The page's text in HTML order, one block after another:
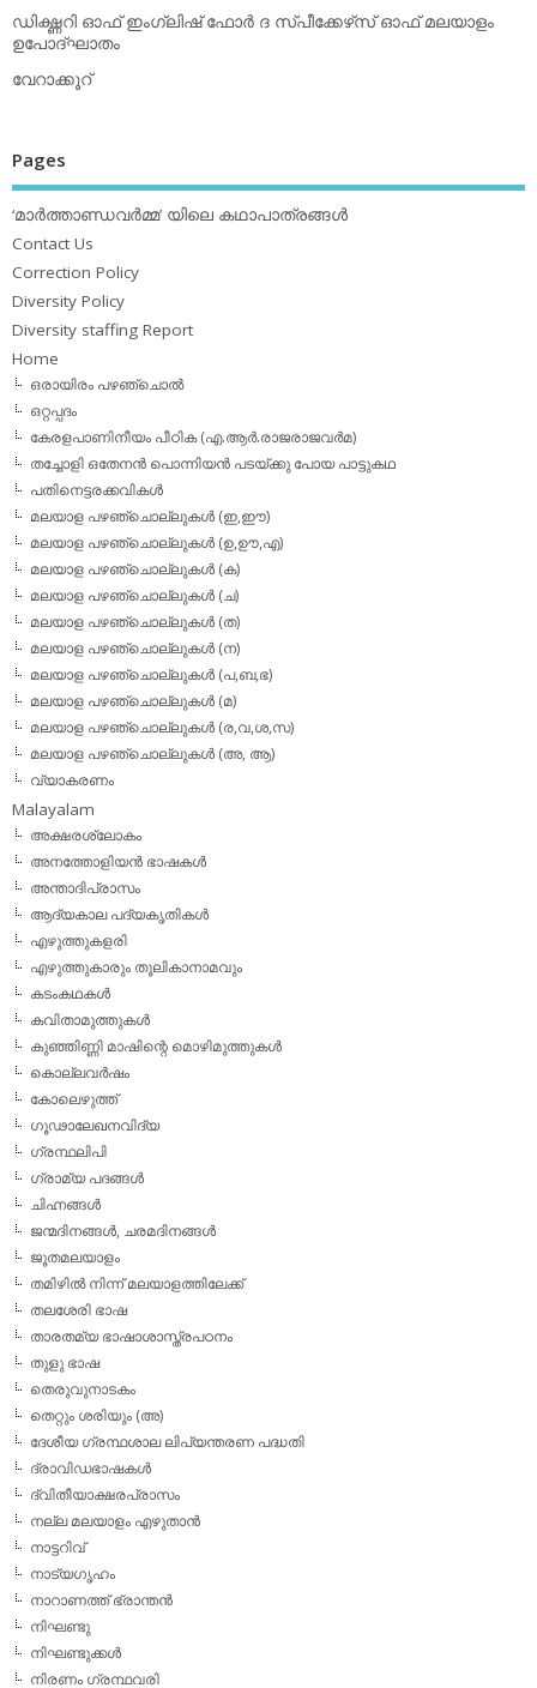
ഡിക്ഷ്ണറി ഓഫ് ഇംഗ്ലിഷ് ഫോര്‍ ദ സ്പീക്കേഴ്‌സ് ഓഫ് മലയാളം
ഉപോദ്ഘാതം
വേറാക്കൂറ്
Pages
‘മാര്‍ത്താണ്ഡവര്‍മ്മ’ യിലെ കഥാപാത്രങ്ങള്‍
Contact Us
Correction Policy
Diversity Policy
Diversity staffing Report
Home
ഒരായിരം പഴഞ്ചൊല്‍
ഒറ്റപ്പദം
കേരളപാണിനീയം പീഠിക (എ.ആര്‍.രാജരാജവര്‍മ)
തച്ചോളി ഒതേനൻ പൊന്നിയൻ പടയ്‌ക്കു പോയ പാട്ടുകഥ
പതിനെട്ടരക്കവികള്‍
മലയാള പഴഞ്ചൊല്ലുകള്‍ (ഇ,ഈ)
മലയാള പഴഞ്ചൊല്ലുകള്‍ (ഉ,ഊ,എ)
മലയാള പഴഞ്ചൊല്ലുകള്‍ (ക)
മലയാള പഴഞ്ചൊല്ലുകള്‍ (ച)
മലയാള പഴഞ്ചൊല്ലുകള്‍ (ത)
മലയാള പഴഞ്ചൊല്ലുകള്‍ (ന)
മലയാള പഴഞ്ചൊല്ലുകള്‍ (പ,ബ,ഭ)
മലയാള പഴഞ്ചൊല്ലുകള്‍ (മ)
മലയാള പഴഞ്ചൊല്ലുകള്‍ (ര,വ,ശ,സ)
മലയാള പഴഞ്ചൊല്ലുകൾ (അ, ആ)
വ്യാകരണം
Malayalam
അക്ഷരശ്ലോകം
അനത്തോളിയന്‍ ഭാഷകള്‍
അന്താദിപ്രാസം
ആദ്യകാല പദ്യകൃതികള്‍
എഴുത്തുകളരി
എഴുത്തുകാരും തൂലികാനാമവും
കടംകഥകള്‍
കവിതാമുത്തുകള്‍
കുഞ്ഞിണ്ണി മാഷിന്റെ മൊഴിമുത്തുകള്‍
കൊല്ലവര്‍ഷം
കോലെഴുത്ത്
ഗൂഢാലേഖനവിദ്യ
ഗ്രന്ഥലിപി
ഗ്രാമ്യ പദങ്ങള്‍
ചിഹ്നങ്ങള്‍
ജന്മദിനങ്ങള്‍, ചരമദിനങ്ങള്‍
ജൂതമലയാളം
തമിഴില്‍ നിന്ന് മലയാളത്തിലേക്ക്
തലശേരി ഭാഷ
താരതമ്യ ഭാഷാശാസ്ത്രപഠനം
തുളു ഭാഷ
തെരുവുനാടകം
തെറ്റും ശരിയും (അ)
ദേശീയ ഗ്രന്ഥശാല ലിപ്യന്തരണ പദ്ധതി
ദ്രാവിഡഭാഷകള്‍
ദ്വിതീയാക്ഷരപ്രാസം
നല്ല മലയാളം എഴുതാന്‍
നാട്ടറിവ്
നാട്യഗൃഹം
നാറാണത്ത് ഭ്രാന്തന്‍
നിഘണ്ടു
നിഘണ്ടുക്കള്‍
നിരണം ഗ്രന്ഥവരി